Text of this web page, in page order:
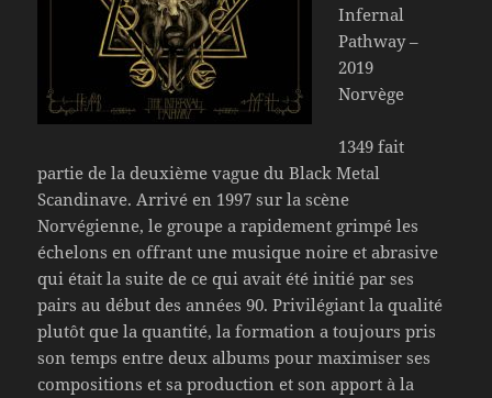
Infernal
Pathway –
2019
Norvège
1349 fait
partie de la deuxième vague du Black Metal
Scandinave. Arrivé en 1997 sur la scène
Norvégienne, le groupe a rapidement grimpé les
échelons en offrant une musique noire et abrasive
qui était la suite de ce qui avait été initié par ses
pairs au début des années 90. Privilégiant la qualité
plutôt que la quantité, la formation a toujours pris
son temps entre deux albums pour maximiser ses
compositions et sa production et son apport à la